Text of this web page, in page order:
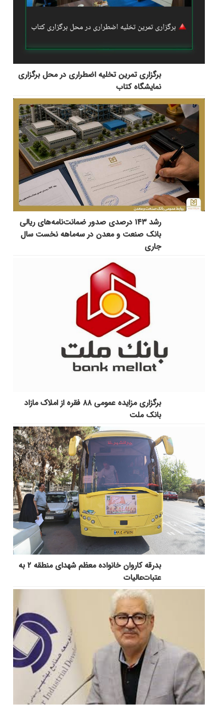
برگزاری تمرین تخلیه اضطراری در محل برگزاری
نمایشگاه کتاب
رشد ۱۴۳ درصدی صدور ضمانت‌نامه‌های ریالی
بانک صنعت و معدن در سه‌ماهه نخست سال
جاری
برگزاری مزایده عمومی ۸۸ فقره از املاک مازاد
بانک ملت
بدرقه کاروان خانواده معظم شهدای منطقه ۲ به
عتبات‌عالیات